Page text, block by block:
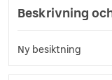
ISOFIX-fästen
Regnsensor
Beskrivning
Ny besiktning